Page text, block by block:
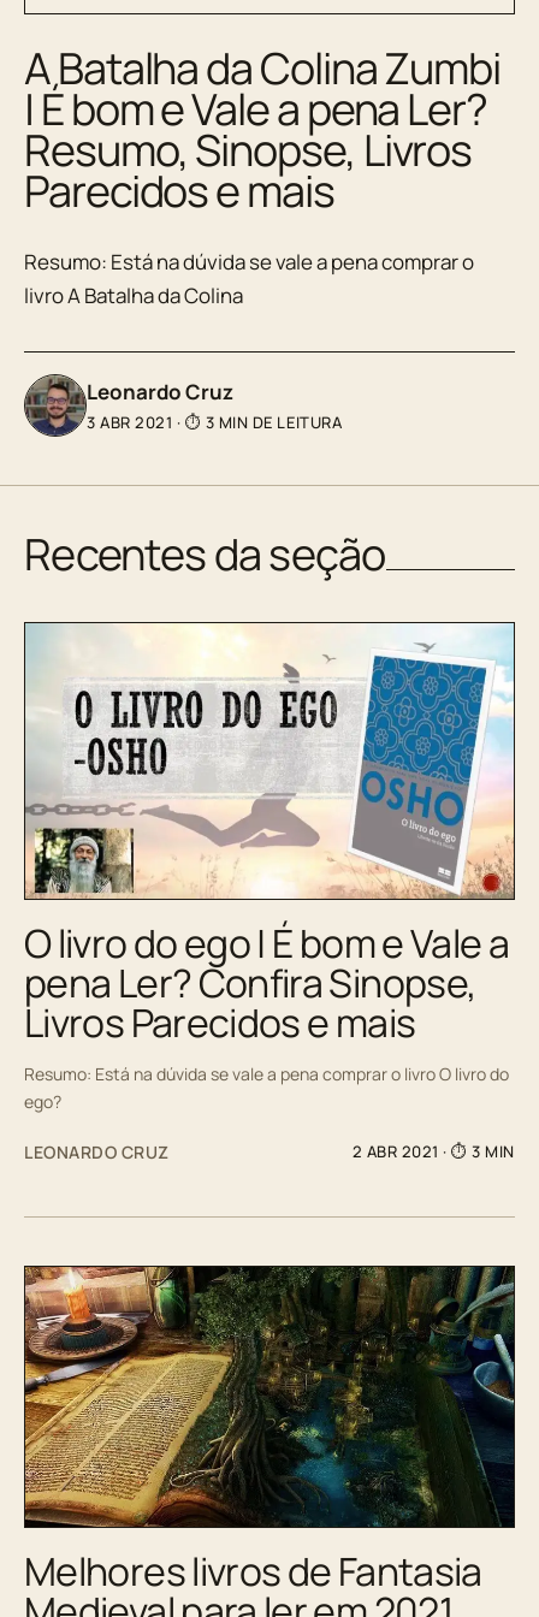
A Batalha da Colina Zumbi
| É bom e Vale a pena Ler?
Resumo, Sinopse, Livros
Parecidos e mais
Resumo: Está na dúvida se vale a pena comprar o
livro A Batalha da Colina
Leonardo Cruz
3 ABR 2021 · ⏱ 3 MIN DE LEITURA
Recentes da seção
O livro do ego | É bom e Vale a
pena Ler? Confira Sinopse,
Livros Parecidos e mais
Resumo: Está na dúvida se vale a pena comprar o livro O livro do
ego?
LEONARDO CRUZ 2 ABR 2021 · ⏱ 3 MIN
Melhores livros de Fantasia